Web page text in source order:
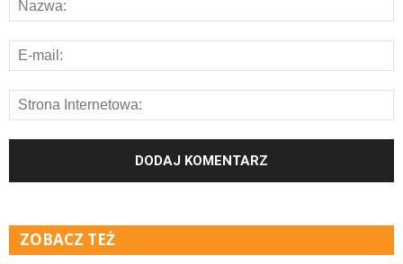
ZOBACZ TEŻ